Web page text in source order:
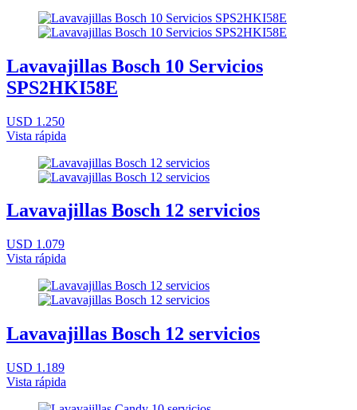
Lavavajillas Bosch 10 Servicios
SPS2HKI58E
USD 1.250
Vista rápida
Lavavajillas Bosch 12 servicios
USD 1.079
Vista rápida
Lavavajillas Bosch 12 servicios
USD 1.189
Vista rápida